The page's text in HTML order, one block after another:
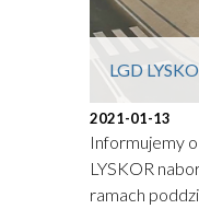
LGD
2021-01-13
Informujemy
LYSKOR
ramach